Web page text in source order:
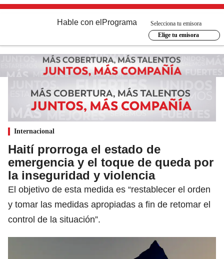
Hable con el Programa
Selecciona tu emisora
Elige tu emisora
Internacional
Haití prorroga el estado de
emergencia y el toque de queda por
la inseguridad y violencia
El objetivo de esta medida es “restablecer el orden
y tomar las medidas apropiadas a fin de retomar el
control de la situación”.